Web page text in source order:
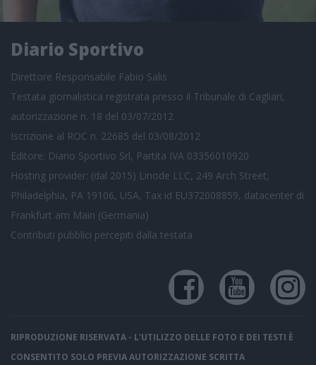
Diario Sportivo
Direttore Responsabile Fabio Salis
Testata giornalistica registrata presso il Tribunale di Cagliari,
autorizzazione n. 18 del 03/07/2012
Iscrizione al ROC n. 22685 del 03/08/2012
Editore: Diario Sportivo Srl, Partita IVA 03356010920
Hosting provider: (dal 2015) Linode LLC, 249 Arch Street,
Philadelphia, PA 19106, USA, Tax id EU372008859, datacenter di
Frankfurt am Main (Germania)
Contributi pubblici percepiti dalla testata
RIPRODUZIONE RISERVATA - L'UTILIZZO DELLE FOTO E DEI TESTI È
CONSENTITO SOLO PREVIA AUTORIZZAZIONE SCRITTA